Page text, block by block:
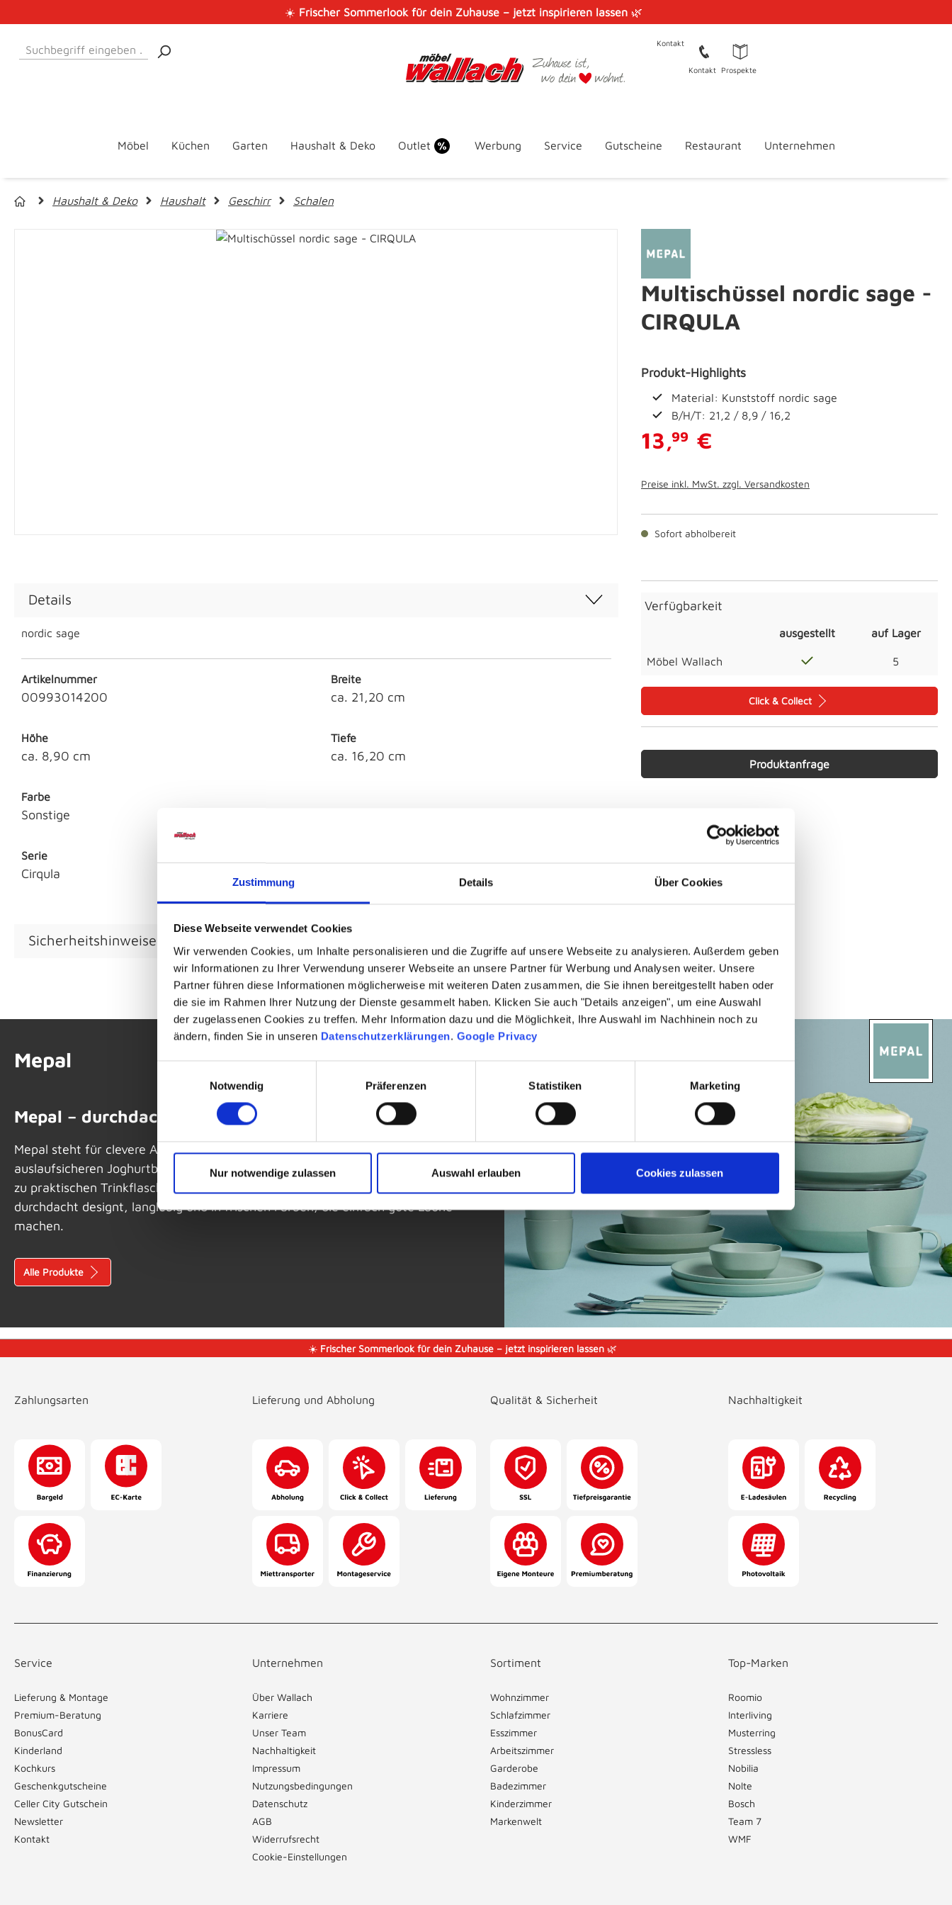
Zustimmung Details Über Cookies
Diese Webseite verwendet Cookies
Wir verwenden Cookies, um Inhalte personalisieren und die Zugriffe auf unsere Webseite zu analysieren. Außerdem geben
wir Informationen zu Ihrer Verwendung unserer Webseite an unsere Partner für Werbung und Analysen weiter. Unsere
Partner führen diese Informationen möglicherweise mit weiteren Daten zusammen, die Sie ihnen bereitgestellt haben oder
die sie im Rahmen Ihrer Nutzung der Dienste gesammelt haben. Klicken Sie auch "Details anzeigen", um eine Auswahl
der zugelassenen Cookies zu treffen. Mehr Information dazu und die Möglichkeit, Ihre Auswahl im Nachhinein noch zu
ändern, finden Sie in unseren Datenschutzerklärungen. Google Privacy
Notwendig
Präferenzen Statistiken Marketing
Nur notwendige zulassen Auswahl erlauben Cookies zulassen
☀️ Frischer Sommerlook für dein Zuhause – jetzt inspirieren lassen 🌿
Kontakt
Kontakt Prospekte
Möbel Küchen Garten Haushalt & Deko Outlet Werbung Service Gutscheine Restaurant Unternehmen
Haushalt & Deko Haushalt Geschirr Schalen
Multischüssel nordic sage -
CIRQULA
Produkt-Highlights
Material: Kunststoff nordic sage
B/H/T: 21,2 / 8,9 / 16,2
13,99 €
Preise inkl. MwSt. zzgl. Versandkosten
Sofort abholbereit
Verfügbarkeit
ausgestellt auf Lager
Möbel Wallach 5
Click & Collect
Produktanfrage
Details
nordic sage
Artikelnummer
00993014200
Breite
ca. 21,20 cm
Höhe
ca. 8,90 cm
Tiefe
ca. 16,20 cm
Farbe
Sonstige
Serie
Cirqula
Sicherheitshinweise GPSR
Mepal
Mepal – durchdacht, praktisch, einfach gut
Mepal steht für clevere Alltagshelfer, die dir das Leben leichter machen – von
auslaufsicheren Joghurtbechern und stylischen Brotdosen mit Bento-Einsatz bis
zu praktischen Trinkflaschen und Thermobechern für unterwegs. Alles
durchdacht designt, langlebig und in frischen Farben, die einfach gute Laune
machen.
Alle Produkte
☀️ Frischer Sommerlook für dein Zuhause – jetzt inspirieren lassen 🌿
Zahlungsarten Lieferung und Abholung Qualität & Sicherheit Nachhaltigkeit
Service
Lieferung & Montage
Premium-Beratung
BonusCard
Kinderland
Kochkurs
Geschenkgutscheine
Celler City Gutschein
Newsletter
Kontakt
Unternehmen
Über Wallach
Karriere
Unser Team
Nachhaltigkeit
Impressum
Nutzungsbedingungen
Datenschutz
AGB
Widerrufsrecht
Cookie-Einstellungen
Sortiment
Wohnzimmer
Schlafzimmer
Esszimmer
Arbeitszimmer
Garderobe
Badezimmer
Kinderzimmer
Markenwelt
Top-Marken
Roomio
Interliving
Musterring
Stressless
Nobilia
Nolte
Bosch
Team 7
WMF